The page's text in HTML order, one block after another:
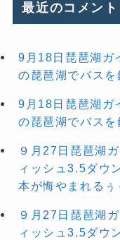
最近のコメント
9月18日琵琶湖ガ
の琵琶湖でバスを
9月18日琵琶湖ガ
の琵琶湖でバスを
９月27日琵琶湖
ィッシュ3.5ダウ
本が悔やまれるぅ
９月27日琵琶湖
ィッシュ3.5ダウ